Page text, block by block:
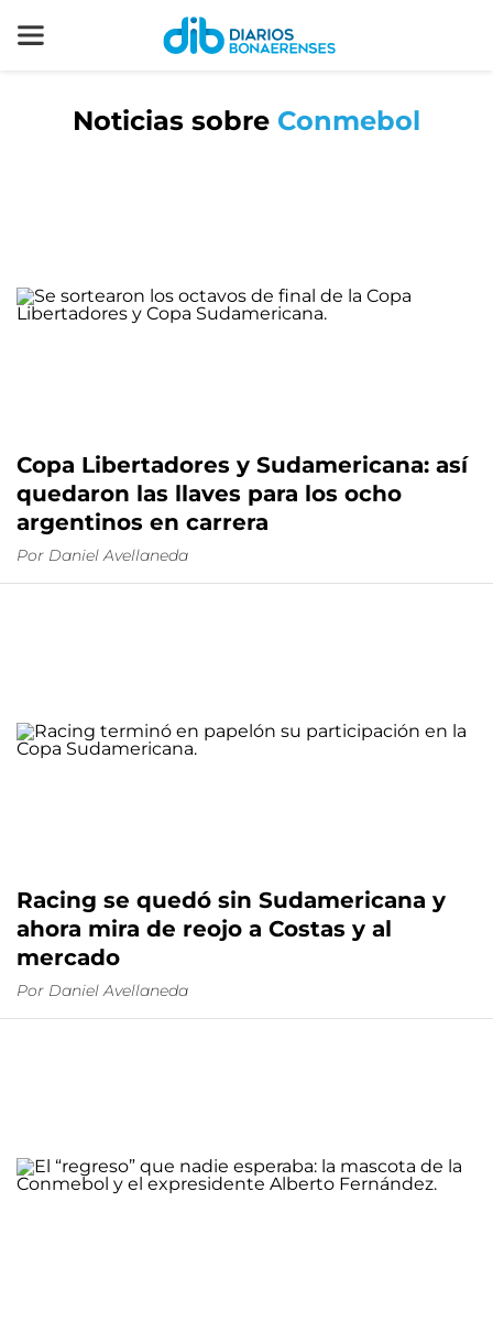
Noticias sobre Conmebol
Copa Libertadores y Sudamericana: así
quedaron las llaves para los ocho
argentinos en carrera
Por Daniel Avellaneda
Racing se quedó sin Sudamericana y
ahora mira de reojo a Costas y al
mercado
Por Daniel Avellaneda